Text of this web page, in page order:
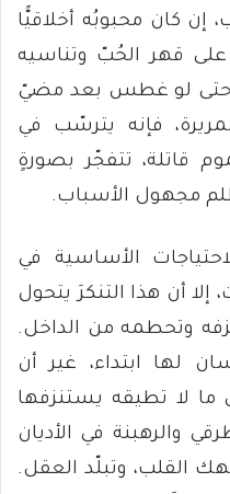
إن كان محبوبُه أخلاقيًّا
على قهر الحُبّ وتناسيه
حتى لو غطس بعد مضيّ
فإنه يترسّب في
قاتلة، تتفجّر بصورةٍ
مجهول الأسباب.
الأساسية في
إلا أن هذا التنكرَ يتحول
وتحطمه من الداخل.
لها ابتداء، غير أن
ما لا تطيقه يستنزفها
والرهبنة في الأديان
القلب، وتبلّد العقل.